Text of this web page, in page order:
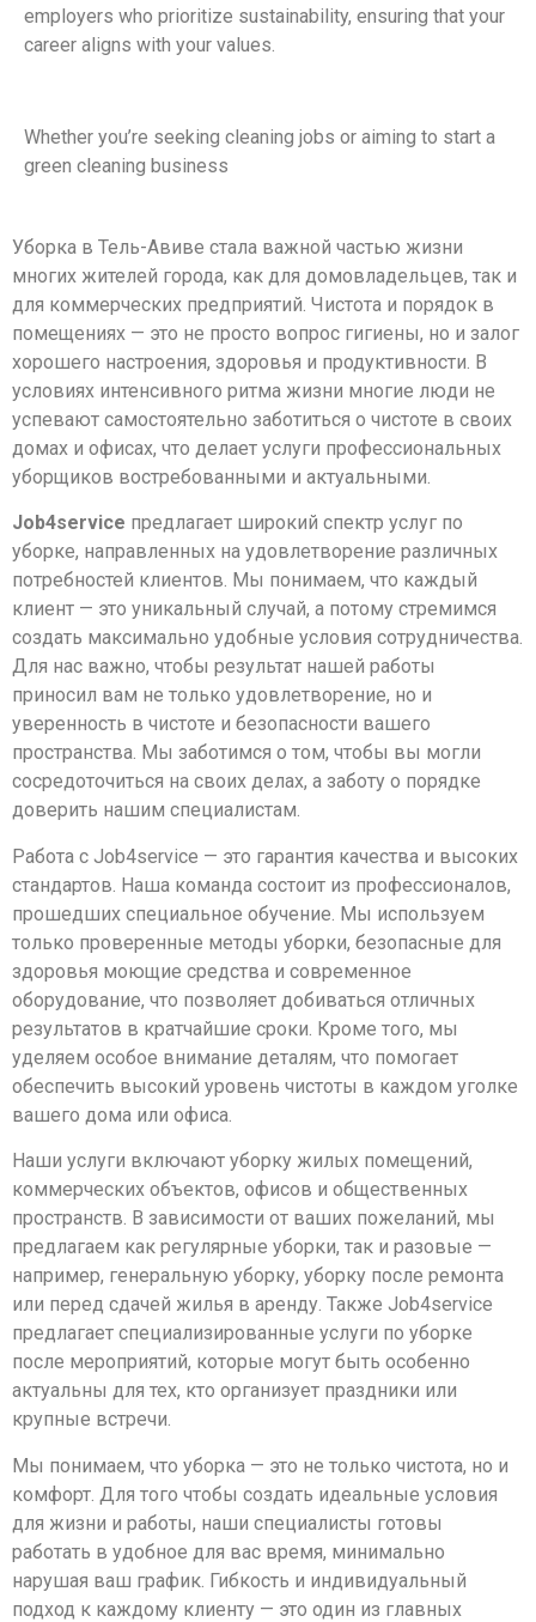
employers who prioritize sustainability, ensuring that your
career aligns with your values.
Whether you’re seeking cleaning jobs or aiming to start a
green cleaning business
Уборка в Тель-Авиве стала важной частью жизни
многих жителей города, как для домовладельцев, так и
для коммерческих предприятий. Чистота и порядок в
помещениях — это не просто вопрос гигиены, но и залог
хорошего настроения, здоровья и продуктивности. В
условиях интенсивного ритма жизни многие люди не
успевают самостоятельно заботиться о чистоте в своих
домах и офисах, что делает услуги профессиональных
уборщиков востребованными и актуальными.
Job4service предлагает широкий спектр услуг по
уборке, направленных на удовлетворение различных
потребностей клиентов. Мы понимаем, что каждый
клиент — это уникальный случай, а потому стремимся
создать максимально удобные условия сотрудничества.
Для нас важно, чтобы результат нашей работы
приносил вам не только удовлетворение, но и
уверенность в чистоте и безопасности вашего
пространства. Мы заботимся о том, чтобы вы могли
сосредоточиться на своих делах, а заботу о порядке
доверить нашим специалистам.
Работа с Job4service — это гарантия качества и высоких
стандартов. Наша команда состоит из профессионалов,
прошедших специальное обучение. Мы используем
только проверенные методы уборки, безопасные для
здоровья моющие средства и современное
оборудование, что позволяет добиваться отличных
результатов в кратчайшие сроки. Кроме того, мы
уделяем особое внимание деталям, что помогает
обеспечить высокий уровень чистоты в каждом уголке
вашего дома или офиса.
Наши услуги включают уборку жилых помещений,
коммерческих объектов, офисов и общественных
пространств. В зависимости от ваших пожеланий, мы
предлагаем как регулярные уборки, так и разовые —
например, генеральную уборку, уборку после ремонта
или перед сдачей жилья в аренду. Также Job4service
предлагает специализированные услуги по уборке
после мероприятий, которые могут быть особенно
актуальны для тех, кто организует праздники или
крупные встречи.
Мы понимаем, что уборка — это не только чистота, но и
комфорт. Для того чтобы создать идеальные условия
для жизни и работы, наши специалисты готовы
работать в удобное для вас время, минимально
нарушая ваш график. Гибкость и индивидуальный
подход к каждому клиенту — это один из главных